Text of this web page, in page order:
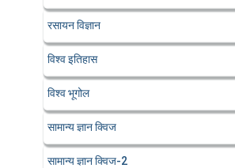
रसायन विज्ञान
विश्व इतिहास
विश्व भूगोल
सामान्य ज्ञान क्विज
सामान्य ज्ञान क्विज-2